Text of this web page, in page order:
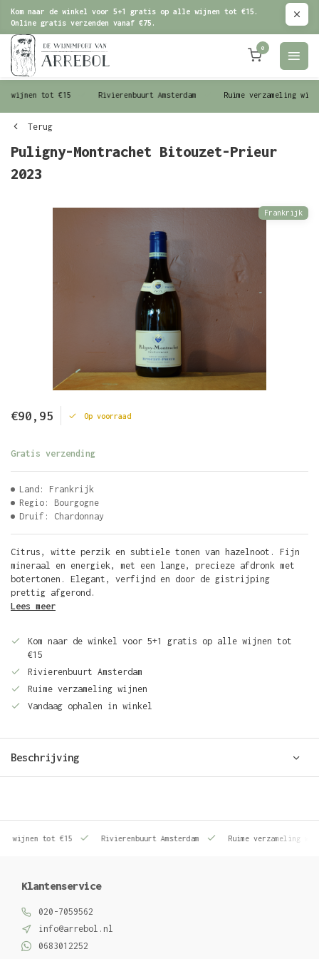
Kom naar de winkel voor 5+1 gratis op alle wijnen tot €15.
Online gratis verzenden vanaf €75.
0
wijnen tot €15 Rivierenbuurt Amsterdam Ruime verzameling
Terug
Puligny-Montrachet Bitouzet-Prieur
2023
Frankrijk
€90,95 Op voorraad
Gratis verzending
Land: Frankrijk
Regio: Bourgogne
Druif: Chardonnay
Citrus, witte perzik en subtiele tonen van hazelnoot. Fijn
mineraal en energiek, met een lange, precieze afdronk met
botertonen. Elegant, verfijnd en door de gistrijping
prettig afgerond.
Lees meer
Kom naar de winkel voor 5+1 gratis op alle wijnen tot
€15
Rivierenbuurt Amsterdam
Ruime verzameling wijnen
Vandaag ophalen in winkel
Beschrijving
wijnen tot €15 Rivierenbuurt Amsterdam Ruime verzameling
Klantenservice
020-7059562
info@arrebol.nl
0683012252